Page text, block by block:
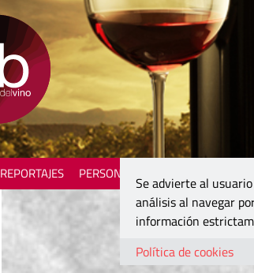
REPORTAJES PERSONAJES
Se advierte al
análisis al navegar
información
Política de cookies